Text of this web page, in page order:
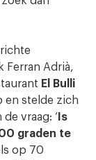
Ferran Adrià,
El Bulli
en stelde zich
vraag: ‘ Is
graden te
op 70